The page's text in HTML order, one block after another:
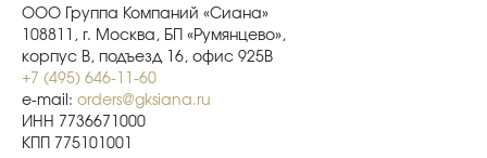
ООО Группа Компаний «Сиана»
108811, г. Москва, БП «Румянцево»,
корпус В, подъезд 16, офис 925В
+7 (495) 646-11-60
e-mail: orders@gksiana.ru
ИНН 7736671000
КПП 775101001